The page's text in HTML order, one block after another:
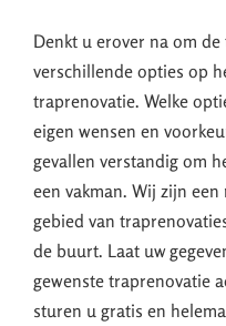
Denkt u erover na om
verschillende opties op
traprenovatie. Welke
eigen wensen en
gevallen verstandig om
een vakman. Wij zijn
gebied van
de buurt. Laat uw
gewenste traprenovatie
sturen u gratis en